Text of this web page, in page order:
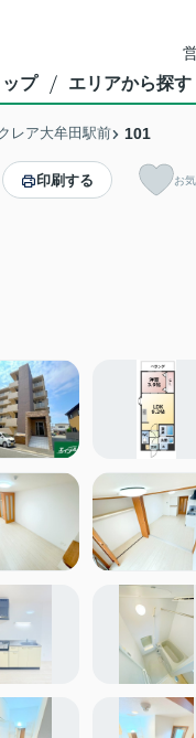
ップ エリアから探す
レア大牟田駅前 101
印刷する お